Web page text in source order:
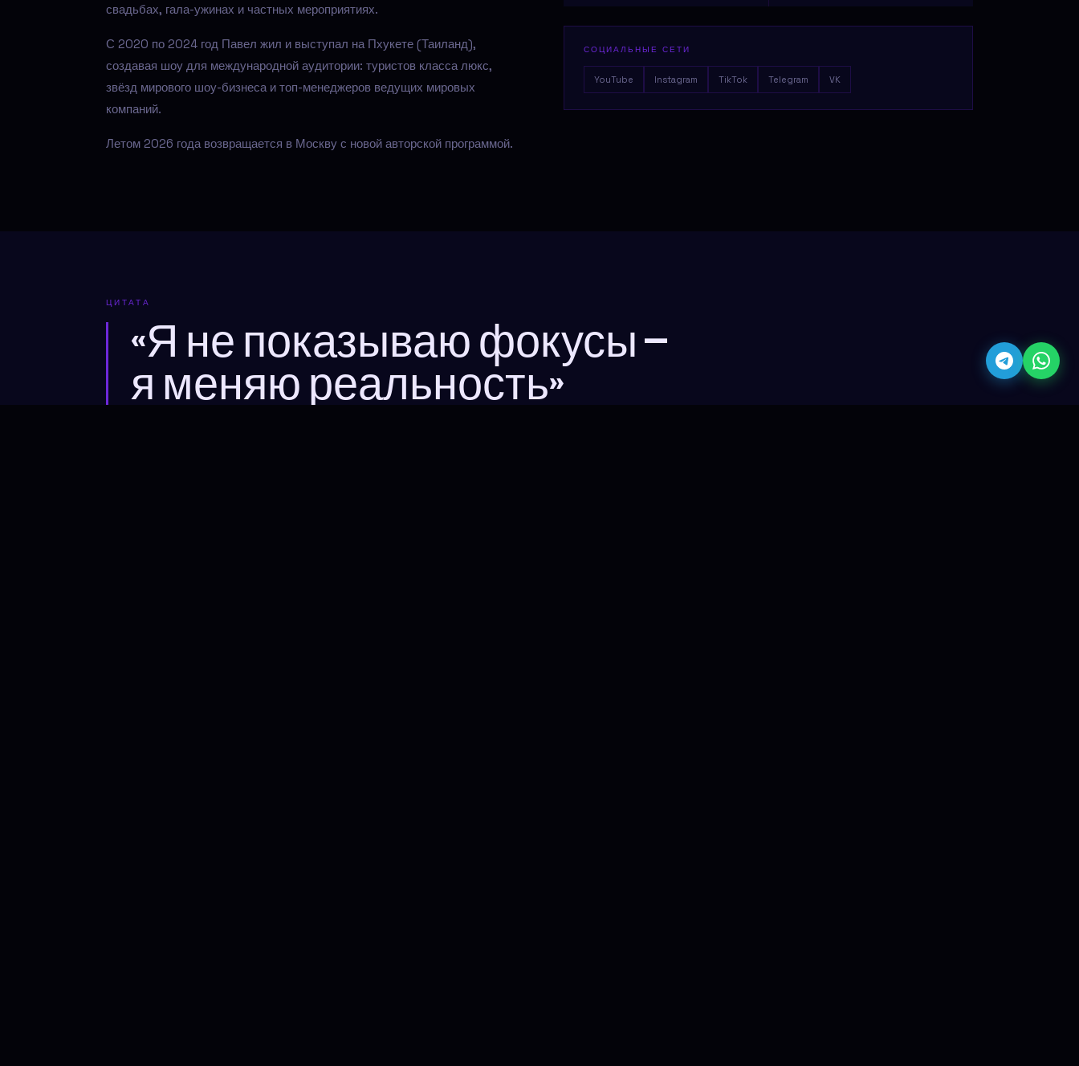
свадьбах, гала-ужинах и частных мероприятиях.
С 2020 по 2024 год Павел жил и выступал на Пхукете (Таиланд),
создавая шоу для международной аудитории: туристов класса люкс,
звёзд мирового шоу-бизнеса и топ-менеджеров ведущих мировых
компаний.
Летом 2026 года возвращается в Москву с новой авторской программой.
СОЦИАЛЬНЫЕ СЕТИ
YouTube Instagram TikTok Telegram VK
ЦИТАТА
«Я не показываю фокусы —
я меняю реальность»